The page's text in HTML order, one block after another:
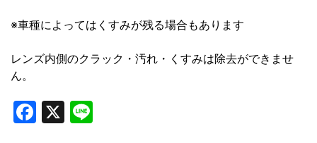
※車種によってはくすみが残る場合もあります
レンズ内側のクラック・汚れ・くすみは除去ができませ
ん。
Facebook
X